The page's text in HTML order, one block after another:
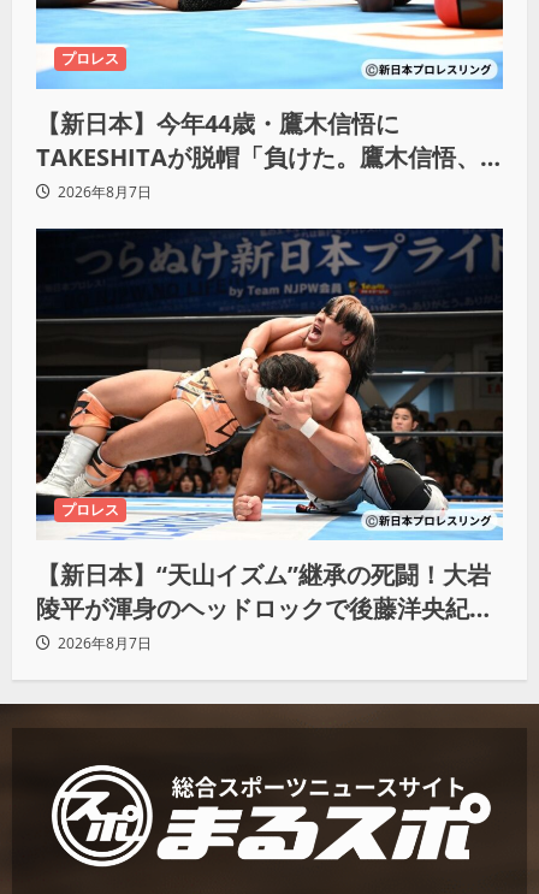
プロレス
【新日本】今年44歳・鷹木信悟に
TAKESHITAが脱帽「負けた。鷹木信悟、
強いわ！」
2026年8月7日
プロレス
【新日本】“天山イズム”継承の死闘！大岩
陵平が渾身のヘッドロックで後藤洋央紀か
らタップ奪取 執念の「リベンジ＆4勝目」
2026年8月7日